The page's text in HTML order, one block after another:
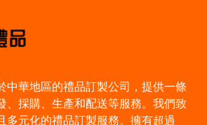
中華地區的禮品訂製公司，提供一條
、採購、生產和配送等服務。我們致
多元化的禮品訂製服務。擁有超過